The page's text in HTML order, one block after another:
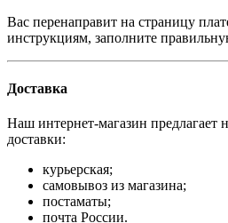
Вас перенаправит на страницу
инструкциям, заполните
Доставка
Наш интернет-магазин предлагает
доставки:
курьерская;
самовывоз из магазина;
постаматы;
почта России.